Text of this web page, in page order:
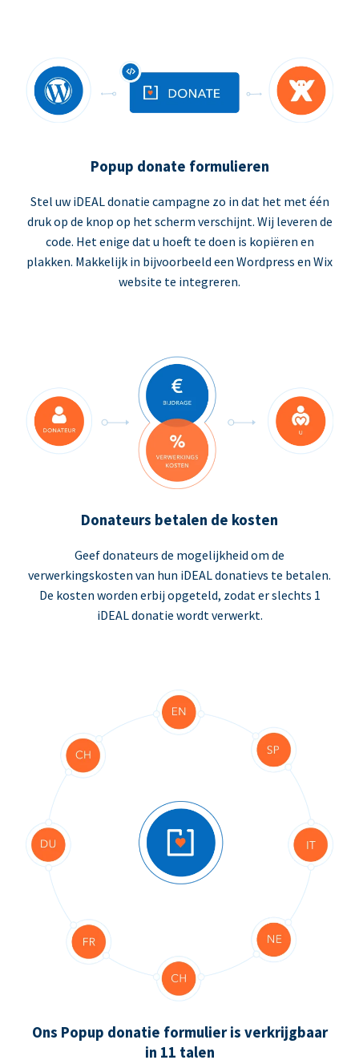
Popup donate formulieren
Stel uw iDEAL donatie campagne zo in dat het met één
druk op de knop op het scherm verschijnt. Wij leveren de
code. Het enige dat u hoeft te doen is kopiëren en
plakken. Makkelijk in bijvoorbeeld een Wordpress en Wix
website te integreren.
Donateurs betalen de kosten
Geef donateurs de mogelijkheid om de
verwerkingskosten van hun iDEAL donatievs te betalen.
De kosten worden erbij opgeteld, zodat er slechts 1
iDEAL donatie wordt verwerkt.
Ons Popup donatie formulier is verkrijgbaar
in 11 talen